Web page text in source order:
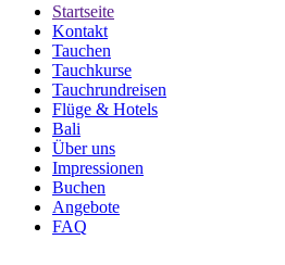
Startseite
Kontakt
Tauchen
Tauchkurse
Tauchrundreisen
Flüge & Hotels
Bali
Über uns
Impressionen
Buchen
Angebote
FAQ